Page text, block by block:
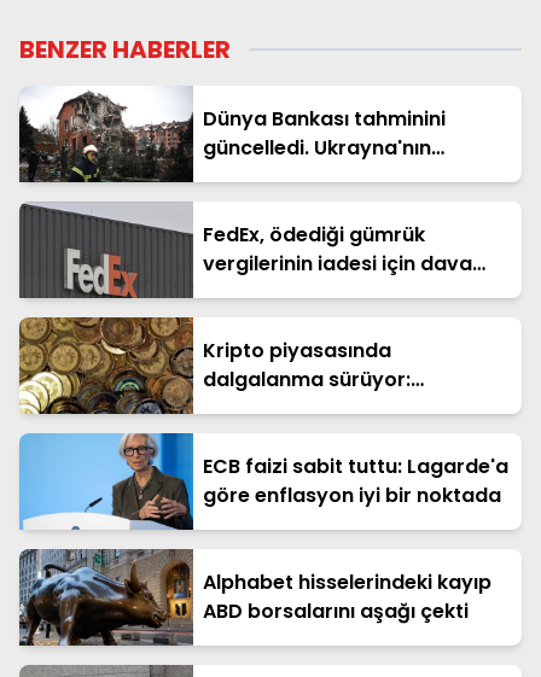
BENZER HABERLER
Dünya Bankası tahminini
güncelledi. Ukrayna'nın
yeniden inşasının maliyeti 588
FedEx, ödediği gümrük
vergilerinin iadesi için dava
açtı
Kripto piyasasında
dalgalanma sürüyor:
Bitcoin'de haftalık kayıp büyük
ECB faizi sabit tuttu: Lagarde'a
göre enflasyon iyi bir noktada
Alphabet hisselerindeki kayıp
ABD borsalarını aşağı çekti